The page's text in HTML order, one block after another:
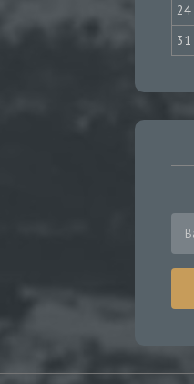
24
31